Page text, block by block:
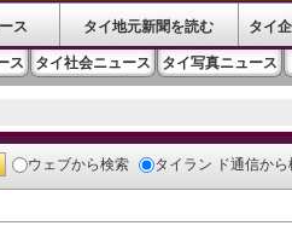
ス タイ地元新聞を読む タイ
ス タイ社会ニュース タイ写真ニュース
ウェブから検索 タイラン ド通信から